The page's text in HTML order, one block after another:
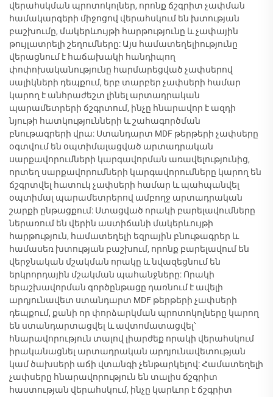
վերահսկման պրոտոկոլներ, որոնք ճշգրիտ չափման
համակարգերի միջոցով վերահսկում են խտության
բաշխումը, մակերևույթի հարթությունը և չափային
թույլատրելի շեղումները: Այս համատեղելիությունը
վերացնում է հաճախակի հանդիպող
փոփոխականությունը հարմարեցված չափսերով
սալիկների դեպքում, երբ տարբեր չափսերի համար
կարող է անհրաժեշտ լինել արտադրական
պարամետրերի ճշգրտում, ինչը հնարավոր է ազդի
նյութի հատկությունների և շահագործման
բնութագրերի վրա: Ստանդարտ MDF թերթերի չափսերը
օգտվում են օպտիմալացված արտադրական
սարքավորումների կարգավորման առավելությունից,
որտեղ սարքավորումների կարգավորումները կարող են
ճշգրտվել հատուկ չափսերի համար և պահպանվել
օպտիմալ պարամետրերով ամբողջ արտադրական
շարքի ընթացքում: Ստացված որակի բարելավումները
ներառում են վերին աստիճանի մակերևույթի
հարթություն, համատեղելի եզրային բնութագրեր և
համասեռ խտության բաշխում, որոնք բարելավում են
վերջնական մշակման որակը և նվազեցնում են
երկրորդային մշակման պահանջները: Որակի
երաշխավորման գործընթացը դառնում է ավելի
արդյունավետ ստանդարտ MDF թերթերի չափսերի
դեպքում, քանի որ փորձարկման պրոտոկոլները կարող
են ստանդարտացվել և ավտոմատացվել՝
հնարավորություն տալով լիարժեք որակի վերահսկում
իրականացնել արտադրական արդյունավետության
կամ ծախսերի աճի վտանգի չենթարկելով: Համատեղելի
չափսերը հնարավորություն են տալիս ճշգրիտ
հաստության վերահսկում, ինչը կարևոր է ճշգրիտ